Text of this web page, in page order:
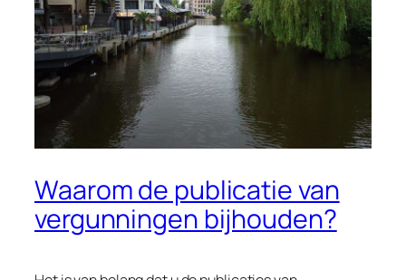
Waarom de publicatie van
vergunningen bijhouden?